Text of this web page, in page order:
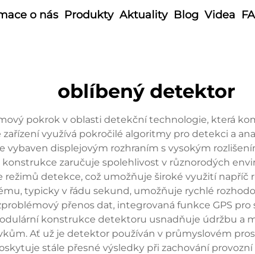
o nás Produkty Aktuality Blog Videa
oblíbený detektor
pokrok v oblasti detekční technologie, která
využívá pokročilé algoritmy pro detekci a
vybaven displejovým rozhraním s vysokým
konstrukce zaručuje spolehlivost v různorodých
režimů detekce, což umožňuje široké využití
typicky v řádu sekund, umožňuje rychlé
přenos dat, integrovaná funkce GPS
konstrukce detektoru usnadňuje údržbu a
Ať už je detektor používán v průmyslovém
stále přesné výsledky při zachování